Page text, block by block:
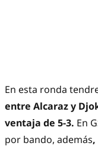
En esta ronda
entre Alcaraz y
ventaja de 5-3. En
por bando, además